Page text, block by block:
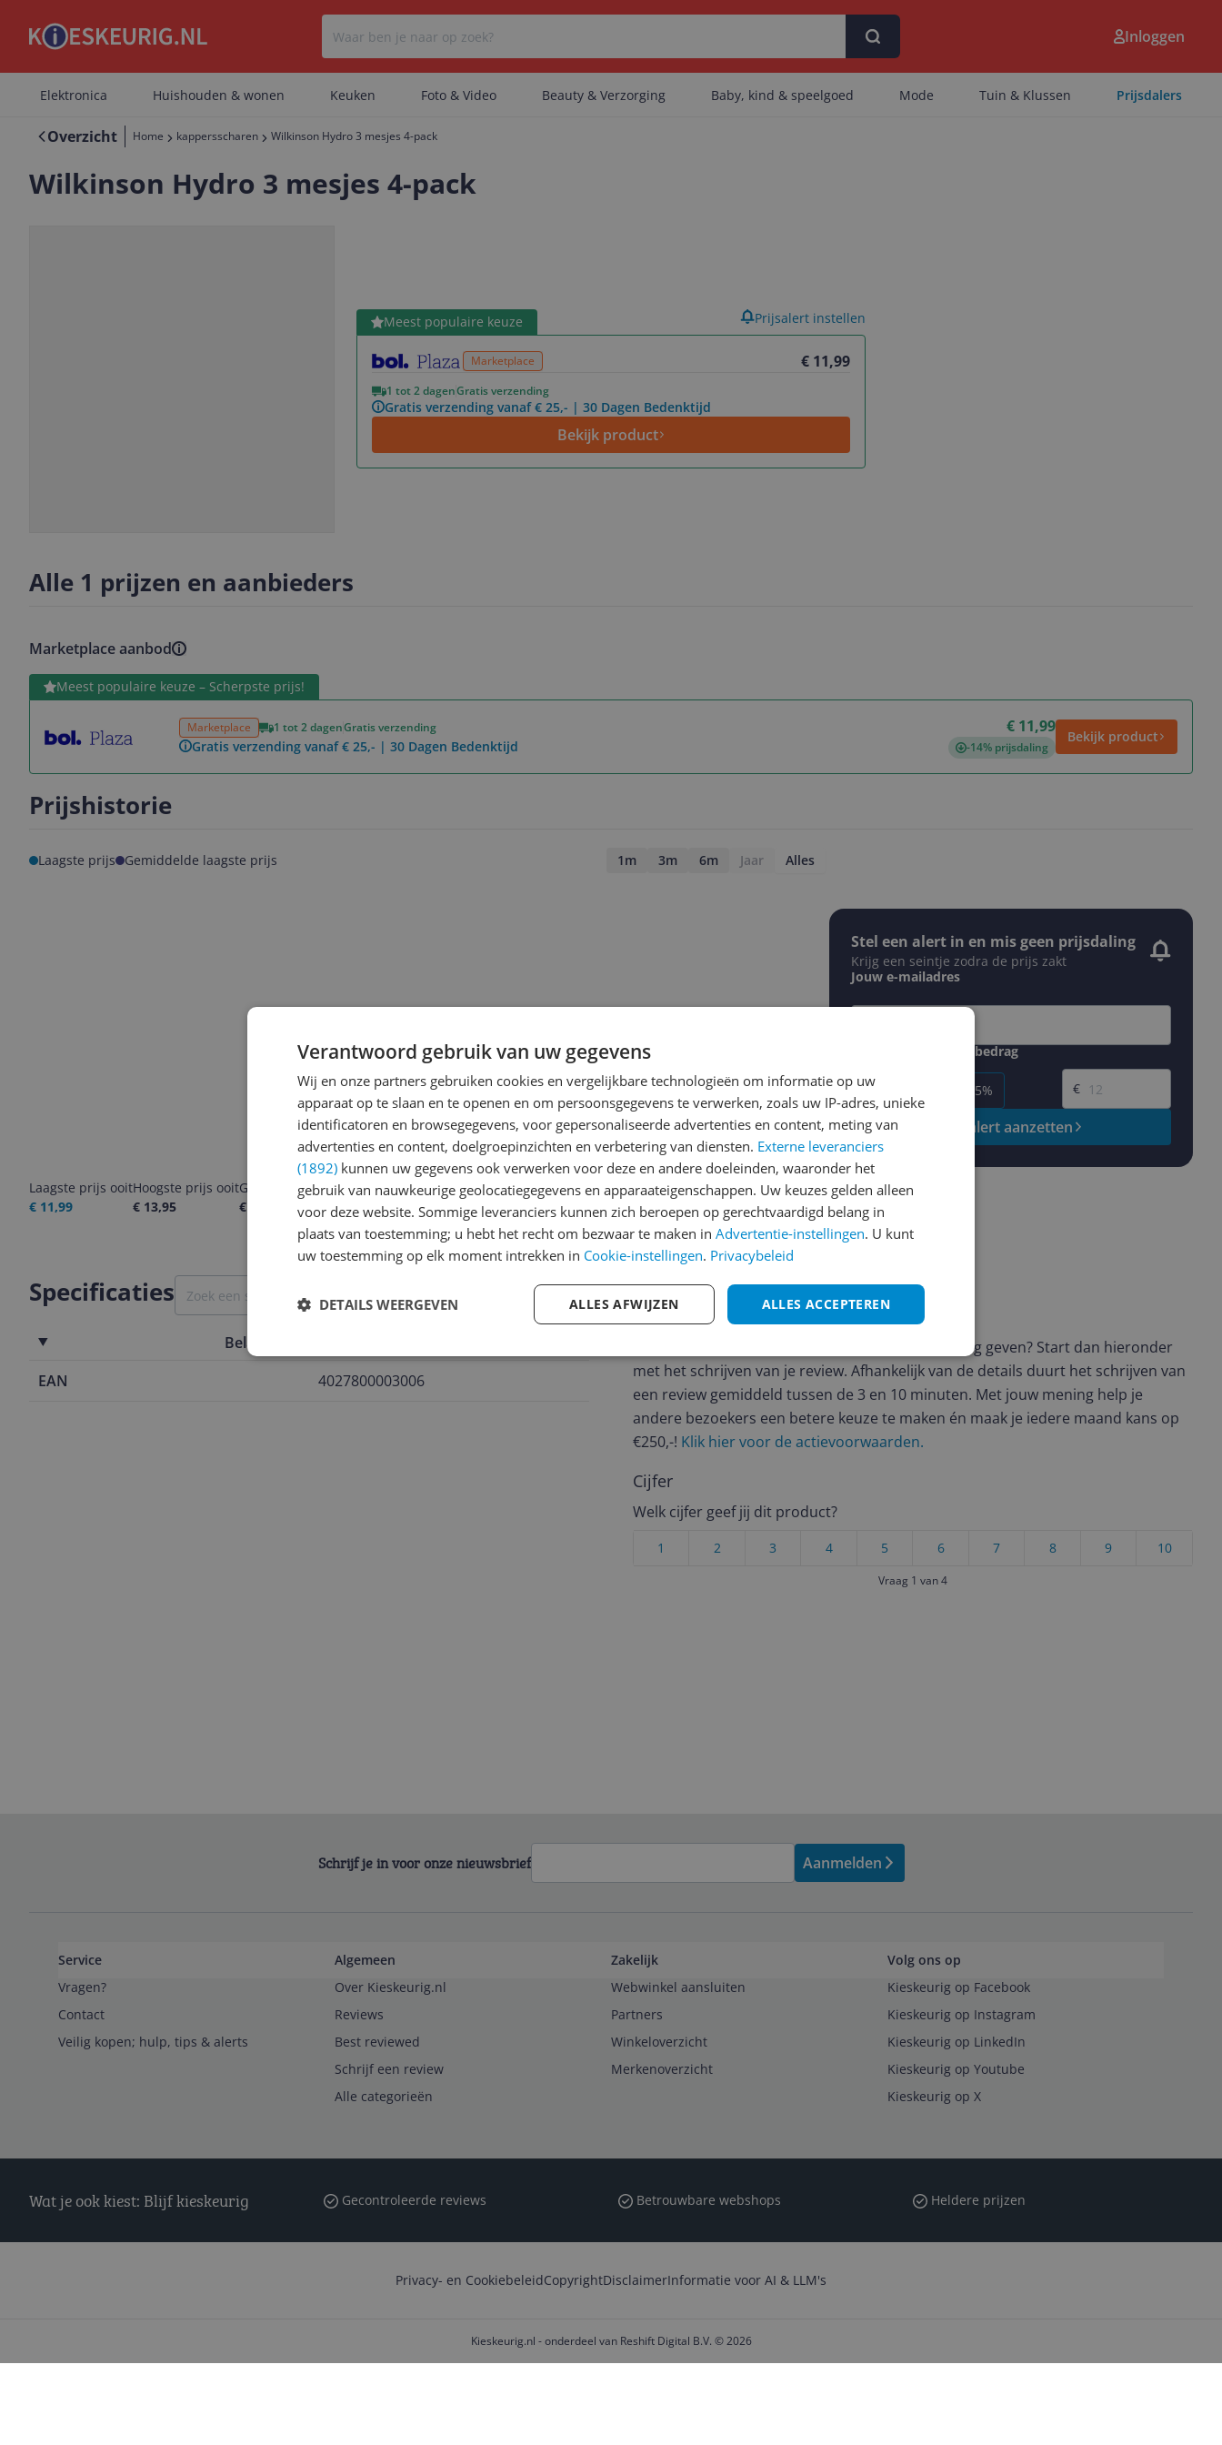
Er zijn geen categorieën gevonden.
Er zijn geen artikelen gevonden.
Inloggen
Elektronica Huishouden & wonen Keuken Foto & Video Beauty & Verzorging Baby, kind & speelgoed Mode Tuin & Klussen Prijsdalers
Overzicht Home kappersscharen Wilkinson Hydro 3 mesjes 4-pack
Wilkinson Hydro 3 mesjes 4-pack
Meest populaire keuze
Marketplace € 11,99
1 tot 2 dagenGratis verzending
Gratis verzending vanaf € 25,- | 30 Dagen Bedenktijd
Bekijk product
Bekijk product Prijsalert instellen
Alle 1 prijzen en aanbieders
Marketplace aanbod
Meest populaire keuze – Scherpste prijs!
Marketplace 1 tot 2 dagenGratis verzending
Gratis verzending vanaf € 25,- | 30 Dagen Bedenktijd
€ 11,99
-14% prijsdaling
Bekijk product
Bekijk product
Prijshistorie
Laagste prijs Gemiddelde laagste prijs 1m 3m 6m Jaar Alles
Laagste prijs ooit
€ 11,99
Hoogste prijs ooit
€ 13,95
Goedkoopste nu
€ 11,99
Laatste prijsupdate
06-08-2026
Stel een alert in en mis geen prijsdaling
Krijg een seintje zodra de prijs zakt
Jouw e-mailadres
Gewenste daling of bedrag
-5% -15%
Gewenste prijs
€
Prijsalert aanzetten
Specificaties
Belangrijkste kenmerken
EAN
4027800003006
Reviews
Er zijn nog geen reviews geschreven
Heb jij dit product in bezit en wil je graag je mening geven? Start dan hieronder
met het schrijven van je review. Afhankelijk van de details duurt het schrijven van
een review gemiddeld tussen de 3 en 10 minuten. Met jouw mening help je
andere bezoekers een betere keuze te maken én maak je iedere maand kans op
€250,-! Klik hier voor de actievoorwaarden.
Cijfer
Welk cijfer geef jij dit product?
10
9
8
7
6
5
4
3
2
1
Vraag 1 van 4
Schrijf je in voor onze nieuwsbrief Aanmelden
Service
Vragen?
Contact
Veilig kopen; hulp, tips & alerts
Algemeen
Over Kieskeurig.nl
Reviews
Best reviewed
Schrijf een review
Alle categorieën
Zakelijk
Webwinkel aansluiten
Partners
Winkeloverzicht
Merkenoverzicht
Volg ons op
Kieskeurig op Facebook
Kieskeurig op Instagram
Kieskeurig op LinkedIn
Kieskeurig op Youtube
Kieskeurig op X
Wat je ook kiest: Blijf kieskeurig Gecontroleerde reviews Betrouwbare webshops Heldere prijzen
Privacy- en CookiebeleidCopyrightDisclaimerInformatie voor AI & LLM's
Kieskeurig.nl - onderdeel van Reshift Digital B.V. © 2026
Verantwoord gebruik van uw gegevens
Wij en onze partners gebruiken cookies en vergelijkbare technologieën om informatie op uw
apparaat op te slaan en te openen en om persoonsgegevens te verwerken, zoals uw IP-adres, unieke
identificatoren en browsegegevens, voor gepersonaliseerde advertenties en content, meting van
advertenties en content, doelgroepinzichten en verbetering van diensten. Externe leveranciers
(1892) kunnen uw gegevens ook verwerken voor deze en andere doeleinden, waaronder het
gebruik van nauwkeurige geolocatiegegevens en apparaateigenschappen. Uw keuzes gelden alleen
voor deze website. Sommige leveranciers kunnen zich beroepen op gerechtvaardigd belang in
plaats van toestemming; u hebt het recht om bezwaar te maken in Advertentie-instellingen. U kunt
uw toestemming op elk moment intrekken in Cookie-instellingen. Privacybeleid
ALLES ACCEPTEREN
ALLES AFWIJZEN
DETAILS WEERGEVEN